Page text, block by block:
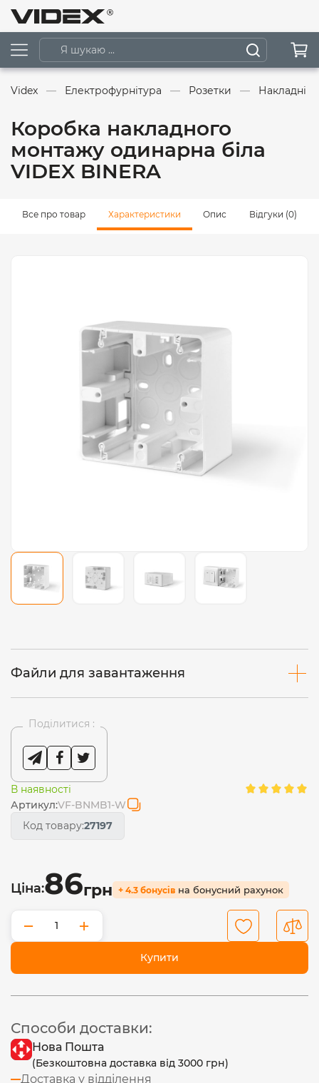
Videx Електрофурнітура Розетки Накладні
Коробка накладного
монтажу одинарна біла
VIDEX BINERA
Все про товар Характеристики Опис Відгуки (0)
Файли для завантаження
Поділитися :
В наявності
Артикул:VF-BNMB1-W
Код товару:27197
Ціна:86грн + 4.3 бонусів на бонусний рахунок
− +
Купити
Способи доставки:
Нова Пошта
(Безкоштовна доставка від 3000 грн)
Доставка у відділення